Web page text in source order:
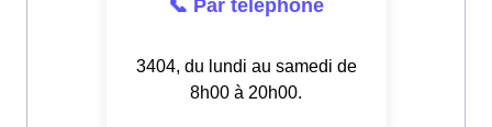
📞 Par téléphone
3404, du lundi au samedi de
8h00 à 20h00.